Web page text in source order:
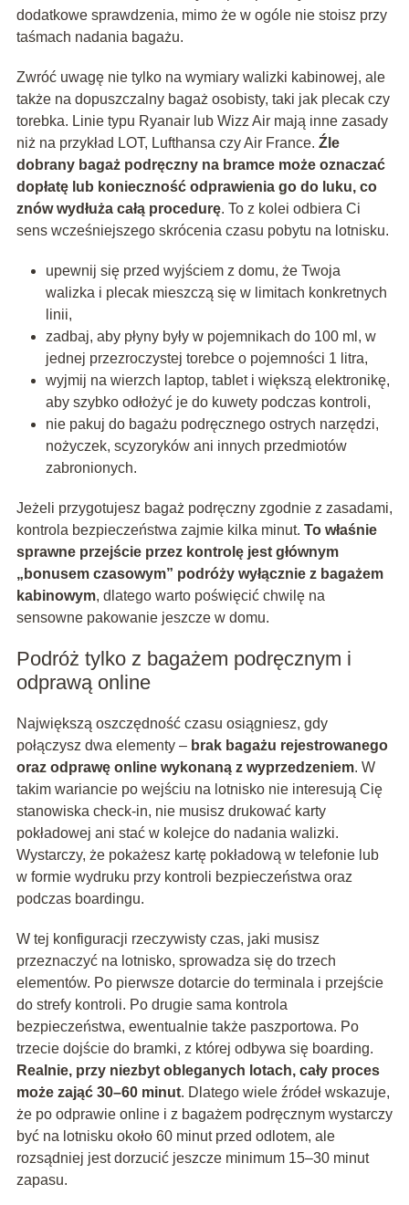
dodatkowe sprawdzenia, mimo że w ogóle nie stoisz przy
taśmach nadania bagażu.
Zwróć uwagę nie tylko na wymiary walizki kabinowej, ale
także na dopuszczalny bagaż osobisty, taki jak plecak czy
torebka. Linie typu Ryanair lub Wizz Air mają inne zasady
niż na przykład LOT, Lufthansa czy Air France. Źle
dobrany bagaż podręczny na bramce może oznaczać
dopłatę lub konieczność odprawienia go do luku, co
znów wydłuża całą procedurę. To z kolei odbiera Ci
sens wcześniejszego skrócenia czasu pobytu na lotnisku.
upewnij się przed wyjściem z domu, że Twoja
walizka i plecak mieszczą się w limitach konkretnych
linii,
zadbaj, aby płyny były w pojemnikach do 100 ml, w
jednej przezroczystej torebce o pojemności 1 litra,
wyjmij na wierzch laptop, tablet i większą elektronikę,
aby szybko odłożyć je do kuwety podczas kontroli,
nie pakuj do bagażu podręcznego ostrych narzędzi,
nożyczek, scyzoryków ani innych przedmiotów
zabronionych.
Jeżeli przygotujesz bagaż podręczny zgodnie z zasadami,
kontrola bezpieczeństwa zajmie kilka minut. To właśnie
sprawne przejście przez kontrolę jest głównym
„bonusem czasowym” podróży wyłącznie z bagażem
kabinowym, dlatego warto poświęcić chwilę na
sensowne pakowanie jeszcze w domu.
Podróż tylko z bagażem podręcznym i
odprawą online
Największą oszczędność czasu osiągniesz, gdy
połączysz dwa elementy – brak bagażu rejestrowanego
oraz odprawę online wykonaną z wyprzedzeniem. W
takim wariancie po wejściu na lotnisko nie interesują Cię
stanowiska check-in, nie musisz drukować karty
pokładowej ani stać w kolejce do nadania walizki.
Wystarczy, że pokażesz kartę pokładową w telefonie lub
w formie wydruku przy kontroli bezpieczeństwa oraz
podczas boardingu.
W tej konfiguracji rzeczywisty czas, jaki musisz
przeznaczyć na lotnisko, sprowadza się do trzech
elementów. Po pierwsze dotarcie do terminala i przejście
do strefy kontroli. Po drugie sama kontrola
bezpieczeństwa, ewentualnie także paszportowa. Po
trzecie dojście do bramki, z której odbywa się boarding.
Realnie, przy niezbyt obleganych lotach, cały proces
może zająć 30–60 minut. Dlatego wiele źródeł wskazuje,
że po odprawie online i z bagażem podręcznym wystarczy
być na lotnisku około 60 minut przed odlotem, ale
rozsądniej jest dorzucić jeszcze minimum 15–30 minut
zapasu.